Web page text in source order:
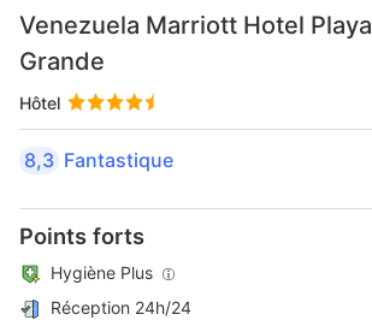
Venezuela Marriott Hotel Playa
Grande
Hôtel
8,3 Fantastique
Points forts
Hygiène Plus
Réception 24h/24